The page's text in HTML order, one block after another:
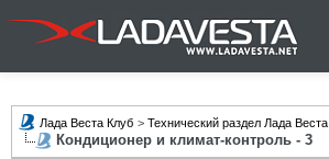
Лада Веста Клуб > Технический раздел Лада Веста
Кондиционер и климат-контроль - 3